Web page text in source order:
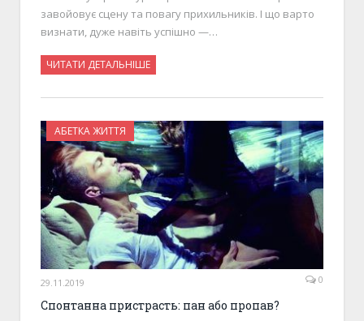
завойовує сцену та повагу прихильників. І що варто
визнати, дуже навіть успішно —…
ЧИТАТИ ДЕТАЛЬНІШЕ
АБЕТКА ЖИТТЯ
29.11.2019 0
Спонтанна пристрасть: пан або пропав?